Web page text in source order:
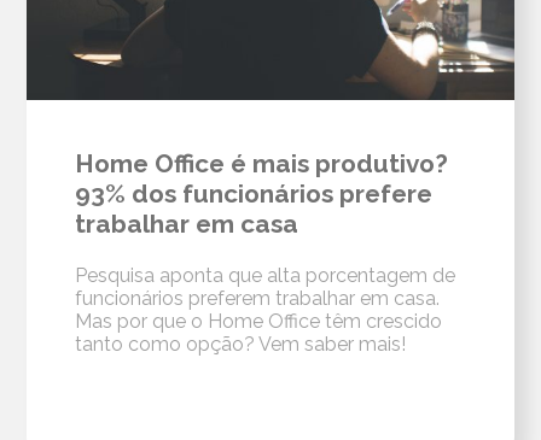
Home Office é mais produtivo?
93% dos funcionários prefere
trabalhar em casa
Pesquisa aponta que alta porcentagem de
funcionários preferem trabalhar em casa.
Mas por que o Home Office têm crescido
tanto como opção? Vem saber mais!